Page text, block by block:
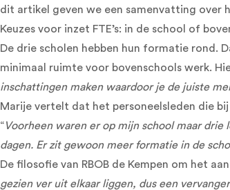
dit artikel geven we een samenvatting over
Keuzes voor inzet FTE’s: in de school of
De drie scholen hebben hun formatie rond.
minimaal ruimte voor bovenschools werk.
inschattingen maken waardoor je de juiste
Marije vertelt dat het personeelsleden die
“Voorheen waren er op mijn school maar
dagen. Er zit gewoon meer formatie in de
De filosofie van RBOB de Kempen om het
gezien ver uit elkaar liggen, dus een